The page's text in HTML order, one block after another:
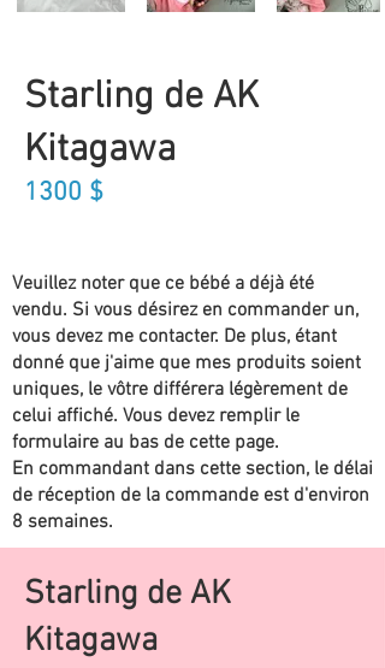
Starling de AK
Kitagawa
1300 $
Veuillez noter que ce bébé a déjà été
vendu. Si vous désirez en commander un,
vous devez me contacter. De plus, étant
donné que j'aime que mes produits soient
uniques, le vôtre différera légèrement de
celui affiché. Vous devez remplir le
formulaire au bas de cette page.
En commandant dans cette section, le délai
de réception de la commande est d'environ
8 semaines.
Starling de AK
Kitagawa